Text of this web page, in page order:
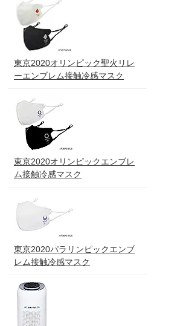
東京2020オリンピック聖火リレ
ーエンブレム接触冷感マスク
東京2020オリンピックエンブレ
ム接触冷感マスク
東京2020パラリンピックエンブ
レム接触冷感マスク